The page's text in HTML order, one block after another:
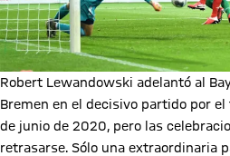
Robert Lewandowski adelantó al
Bremen en el decisivo partido por
de junio de 2020, pero las
retrasarse. Sólo una extraordinaria